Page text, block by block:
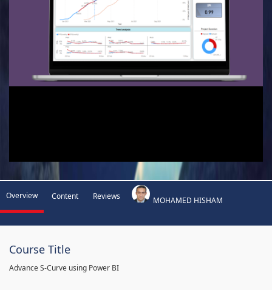
Overview Content Reviews MOHAMED HISHAM
Course Title
Advance S-Curve using Power BI